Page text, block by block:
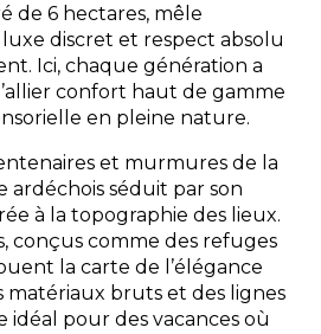
de 6 hectares, mêle
discret et respect absolu
Ici, chaque génération a
confort haut de gamme
en pleine nature.
et murmures de la
ardéchois séduit par son
à la topographie des lieux.
conçus comme des refuges
la carte de l’élégance
matériaux bruts et des lignes
idéal pour des vacances où